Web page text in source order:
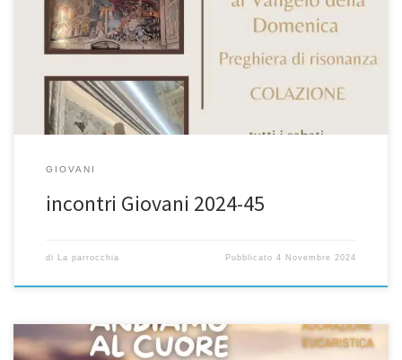
Domenica Preghiera di risonanza COLAZIONE tutti i sabati dalle
9.00 alle 9.45 in Chiesa DAL 9 NOVEMBRE PER GIOVANI DA 18 ANNI
IN POI
GIOVANI
incontri Giovani 2024-45
di La parrocchia Pubblicato4 Novembre 2024